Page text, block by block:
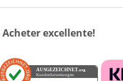
Acheter excellente!
AUSGEZEICHNET .org
Kundenbewertungen